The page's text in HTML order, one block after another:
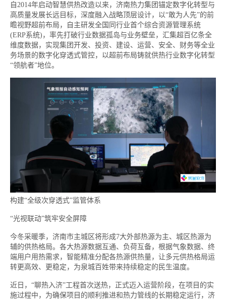
自2014年启动智慧供热改造以来，济南热力集团锚定数字化转型与
高质量发展长远目标，深度融入战略顶层设计，以“敢为人先”的前
瞻视野超前布局，自主研发全国同行业首个综合资源管理系统
(ERP系统)，率先打破行业数据孤岛与业务壁垒，汇集超百亿条全
维度数据，实现集团开发、投资、建设、运营、安全、财务等全业
务场景的数字化穿透式管控，以超前布局铸就供热行业数字化转型
“领航者”地位。
构建“全级次穿透式”监管体系
“光视联动”筑牢安全屏障
今冬采暖季，济南市主城区将形成7大外部热源为主、城区热源为
辅的供热格局。各大热源数据互通、负荷互备，根据气象数据、终
端用户用热需求，智能精准分配各热源供热量，让多元供热格局运
转更高效、更稳定，为泉城百姓带来持续稳定的民生温度。
近日，“聊热入济”工程首次送热，正式迈入运营阶段，在项目的实
施过程中，为确保项目的顺利推进和热力管线的长期稳定运行，济